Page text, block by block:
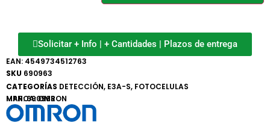
Solicitar + Info | + Cantidades | Plazos de entrega
EAN: 4549734512763
SKU 690963
CATEGORÍAS DETECCIÓN, E3A-S, FOTOCELULAS
MARCA:OMRON
MPN: 690963